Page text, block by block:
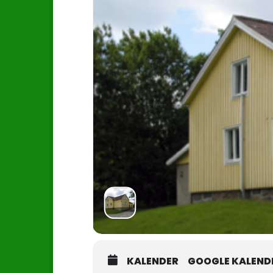
KALENDER GOOGLE